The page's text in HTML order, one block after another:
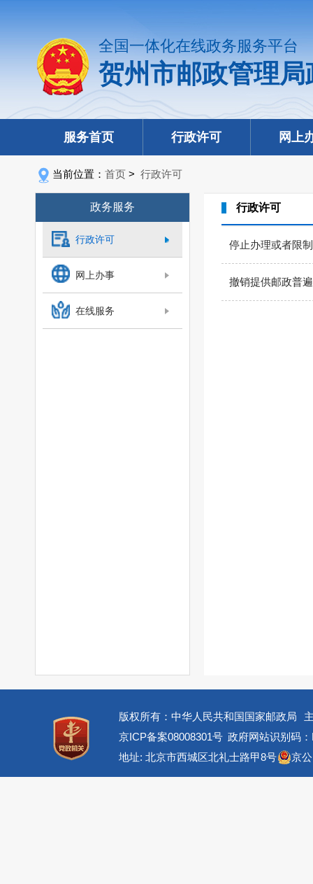
全国一体化在线政务服务平台
贺州市邮政管理
服务首页 行政许可 网上
当前位置： 首页 > 行政许可
政务服务
行政许可
网上办事
在线服务
行政许可
停止办理或者限
撤销提供邮政普
版权所有：中华人民共和国国家邮政局
京ICP备案08008301号 政府网站识别码
地址: 北京市西城区北礼士路甲8号
京